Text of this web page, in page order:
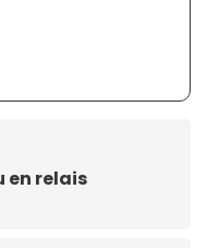
en relais